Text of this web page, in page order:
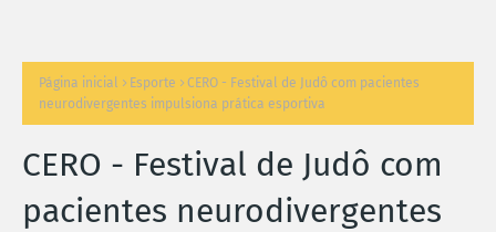
Página inicial Esporte
CERO - Festival de Judô com pacientes
neurodivergentes impulsiona prática esportiva
CERO - Festival de Judô com
pacientes neurodivergentes